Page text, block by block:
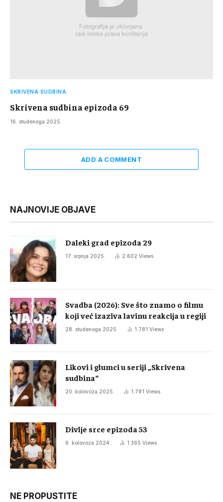
SKRIVENA SUDBINA
Skrivena sudbina epizoda 69
16. studenoga 2025.
ADD A COMMENT
NAJNOVIJE OBJAVE
Daleki grad epizoda 29
17. srpnja 2025. 2.602 Views
Svadba (2026): Sve što znamo o filmu
koji već izaziva lavinu reakcija u regiji
28. studenoga 2025. 1.781 Views
Likovi i glumci u seriji „Skrivena
sudbina“
20. kolovoza 2025. 1.781 Views
Divlje srce epizoda 53
6. kolovoza 2024. 1.365 Views
NE PROPUSTITE